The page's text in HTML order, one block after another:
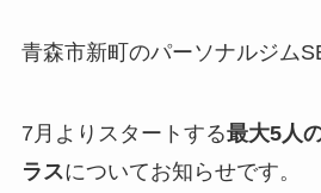
青森市新町のパーソナルジム
7月よりスタートする最大5人
ラスについてお知らせです。